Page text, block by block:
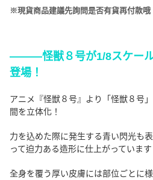
※現貨商品建議先詢問是否有貨再付款哦
―――怪獣８号が1/8スケール
登場！
アニメ『怪獣８号』より「怪獣８号
間を立体化！
力を込めた際に発生する青い閃光も
って迫力ある造形に仕上がっています
全身を覆う厚い皮膚には部位ごとに